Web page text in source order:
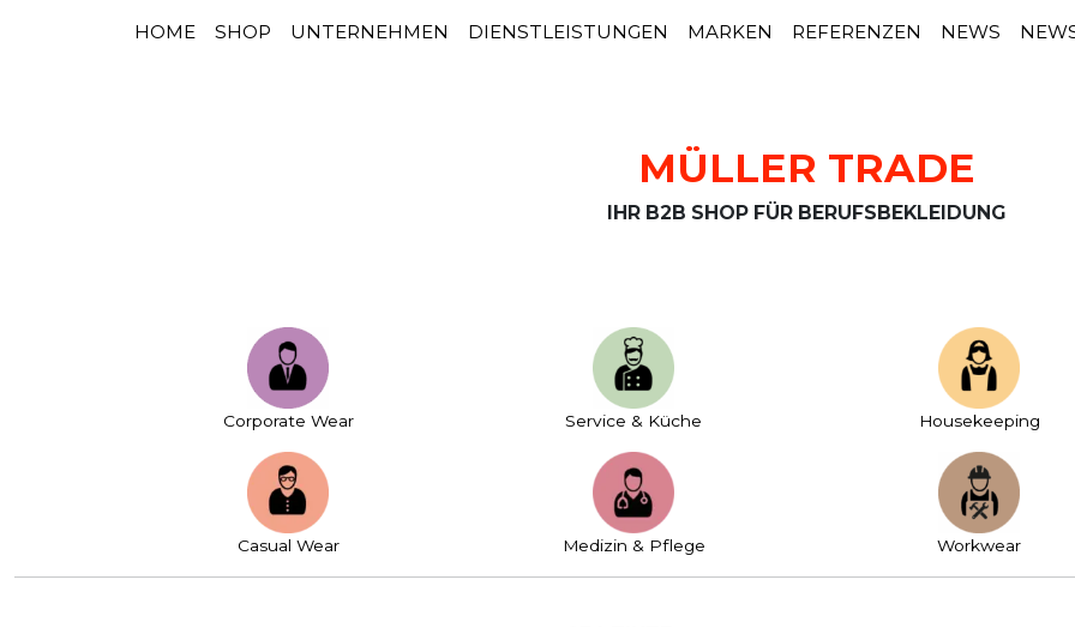
HAUPTNAVIGATION
HOME SHOP UNTERNEHMEN DIENSTLEISTUNGEN MARKEN REFERENZEN NEWS
MÜLLER TRADE
IHR B2B SHOP FÜR BERUFSBEKLEIDUNG
Corporate Wear Service & Küche House­keeping
Casual Wear Medizin & Pflege Workwear